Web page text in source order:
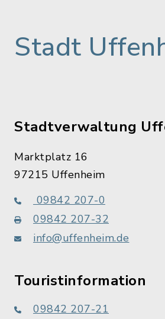
Stadt
Stadtverwaltung
Marktplatz 16
97215 Uffenheim
09842 207-0
09842 207-32
info@uffenheim.de
Touristinformation
09842 207-21